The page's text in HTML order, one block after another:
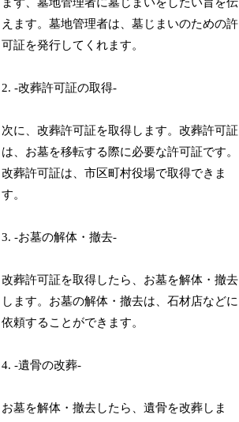
えます。墓地管理者は、墓じまいのための許
可証を発行してくれます。
2. -改葬許可証の取得-
次に、改葬許可証を取得します。改葬許可証
は、お墓を移転する際に必要な許可証です。
改葬許可証は、市区町村役場で取得できま
す。
3. -お墓の解体・撤去-
改葬許可証を取得したら、お墓を解体・撤去
します。お墓の解体・撤去は、石材店などに
依頼することができます。
4. -遺骨の改葬-
お墓を解体・撤去したら、遺骨を改葬しま